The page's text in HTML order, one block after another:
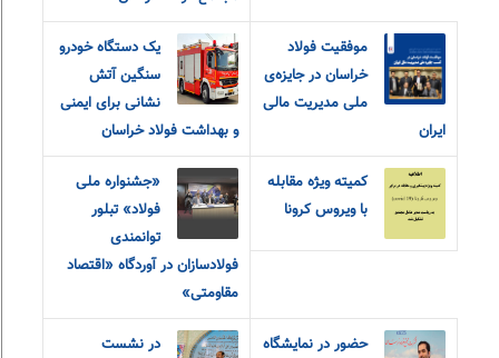
موفقیت فولاد
خراسان در جایزه‌ی
ملی مدیریت مالی
ایران
یک دستگاه خودرو
سنگین آتش
نشانی برای ایمنی
و بهداشت فولاد خراسان
کمیته ویژه مقابله
با ویروس کرونا
«جشنواره ملی
فولاد» تبلور
توانمندی
فولادسازان در آوردگاه «اقتصاد
مقاومتی»
حضور در نمایشگاه
در نشست